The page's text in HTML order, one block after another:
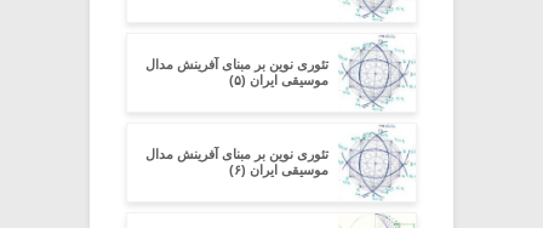
تئوری نوین بر مبنای آفرینش مدال
موسیقی ایران (۵)
تئوری نوین بر مبنای آفرینش مدال
موسیقی ایران (۶)